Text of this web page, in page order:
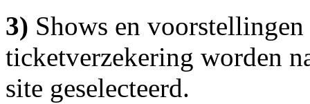
3) Shows en
ticketverzekering worden
site geselecteerd.